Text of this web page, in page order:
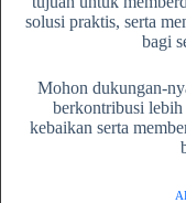
solusi praktis, serta
bagi
Mohon dukungan-
berkontribusi lebih
kebaikan serta